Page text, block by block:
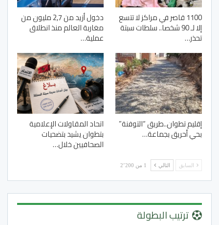
1100 قاصر في مراكز لا تتسع
إلا لـ 90 شخصا.. سلطات سبتة
تحذر…
دخول أزيد من 2,7 مليون من
مغاربة العالم منذ انطلاق
عملية…
إقليم تطوان..طريق “التوفنة”
بحي أحريق بجماعة…
اتحاد المقاولات الإعلامية
بتطوان يشيد بتضحيات
الصحافيين خلال…
السابق التالي 1 من 2٬200
ترتيب البطولة